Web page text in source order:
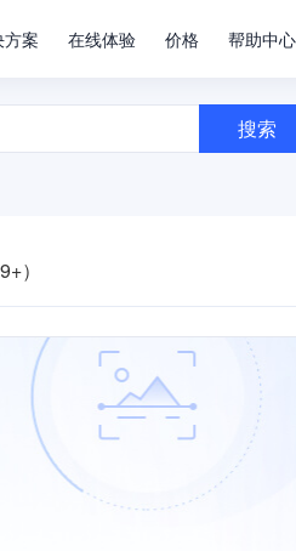
案 在线体验 价格 帮助中心
搜索
）